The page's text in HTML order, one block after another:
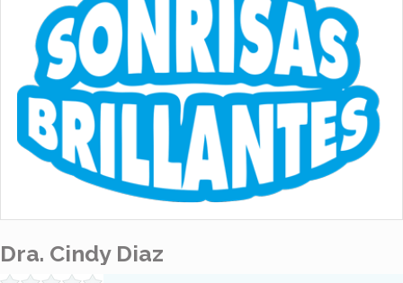
Dra. Cindy Diaz